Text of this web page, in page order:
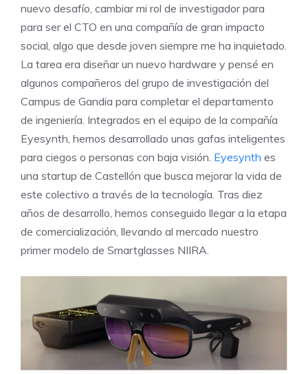
nuevo desafío, cambiar mi rol de investigador para
para ser el CTO en una compañía de gran impacto
social, algo que desde joven siempre me ha inquietado.
La tarea era diseñar un nuevo hardware y pensé en
algunos compañeros del grupo de investigación del
Campus de Gandia para completar el departamento
de ingeniería. Integrados en el equipo de la compañía
Eyesynth, hemos desarrollado unas gafas inteligentes
para ciegos o personas con baja visión. Eyesynth es
una startup de Castellón que busca mejorar la vida de
este colectivo a través de la tecnología. Tras diez
años de desarrollo, hemos conseguido llegar a la etapa
de comercialización, llevando al mercado nuestro
primer modelo de Smartglasses NIIRA.